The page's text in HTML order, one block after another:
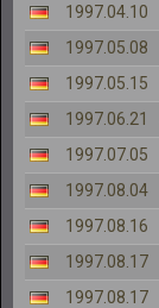
1997.04.10
1997.05.08
1997.05.15
1997.06.21
1997.07.05
1997.08.04
1997.08.16
1997.08.17
1997.08.17